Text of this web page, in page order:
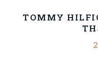
TOMMY